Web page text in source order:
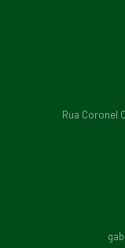
Rua Coronel